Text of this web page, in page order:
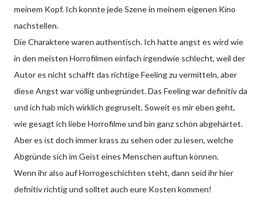
meinem Kopf. Ich konnte jede Szene in meinem eigenen Kino
nachstellen.
Die Charaktere waren authentisch. Ich hatte angst es wird wie
in den meisten Horrofilmen einfach irgendwie schlecht, weil der
Autor es nicht schafft das richtige Feeling zu vermitteln, aber
diese Angst war völlig unbegründet. Das Feeling war definitiv da
und ich hab mich wirklich gegruselt. Soweit es mir eben geht,
wie gesagt ich liebe Horrofilme und bin ganz schön abgehärtet.
Aber es ist doch immer krass zu sehen oder zu lesen, welche
Abgründe sich im Geist eines Menschen auftun können.
Wenn ihr also auf Horrogeschichten steht, dann seid ihr hier
defnitiv richtig und solltet auch eure Kosten kommen!